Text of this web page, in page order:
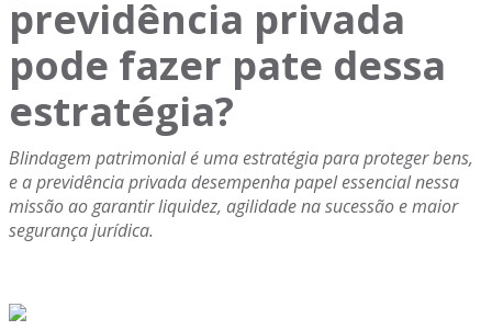
previdência privada
pode fazer pate dessa
estratégia?
Blindagem patrimonial é uma estratégia para proteger bens,
e a previdência privada desempenha papel essencial nessa
missão ao garantir liquidez, agilidade na sucessão e maior
segurança jurídica.